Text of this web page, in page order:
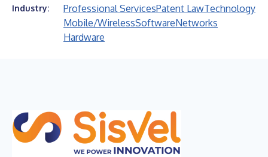
Industry: Professional ServicesPatent LawTechnology
Mobile/WirelessSoftwareNetworks
Hardware